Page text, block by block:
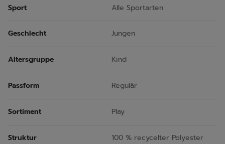
Sport Alle Sportarten
Geschlecht Jungen
Altersgruppe Kind
Passform Regulär
Sortiment Play
Struktur 100 % recycelter Polyester